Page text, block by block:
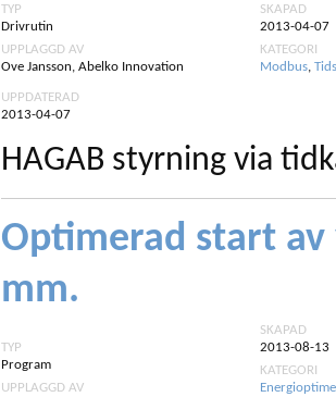
TYP
Drivrutin
UPPLAGGD AV
Ove Jansson, Abelko Innovation
SKAPAD
2013-04-07
KATEGORI
Modbus,
UPPDATERAD
2013-04-07
HAGAB styrning via
Optimerad start
mm.
TYP
Program
UPPLAGGD AV
SKAPAD
2013-08-13
KATEGORI